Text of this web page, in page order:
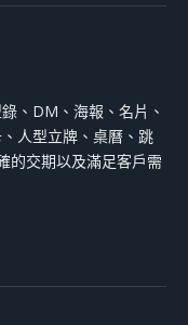
、DM、海報、名片、
人型立牌、桌曆、跳
的交期以及滿足客戶需